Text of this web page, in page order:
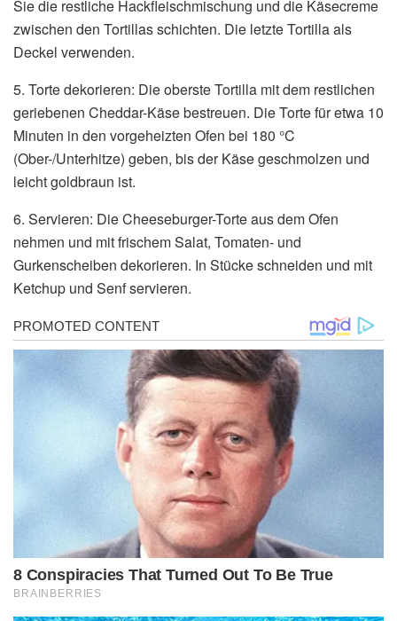
Sie die restliche Hackfleischmischung und die Käsecreme
zwischen den Tortillas schichten. Die letzte Tortilla als
Deckel verwenden.
5. Torte dekorieren: Die oberste Tortilla mit dem restlichen
geriebenen Cheddar-Käse bestreuen. Die Torte für etwa 10
Minuten in den vorgeheizten Ofen bei 180 °C
(Ober-/Unterhitze) geben, bis der Käse geschmolzen und
leicht goldbraun ist.
6. Servieren: Die Cheeseburger-Torte aus dem Ofen
nehmen und mit frischem Salat, Tomaten- und
Gurkenscheiben dekorieren. In Stücke schneiden und mit
Ketchup und Senf servieren.